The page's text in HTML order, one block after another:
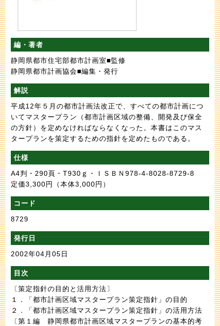
編・著者
静岡県都市住宅部都市計画室■監修
静岡県都市計画協会■編集・発行
解説
平成12年５月の都市計画法改正で、すべての都市計画につ
いてマスタープラン（都市計画区域の整備、開発及び保全
の方針）を定めなければならなくなった。本書はこのマス
タープランを策定するための指針を定めたものである。
仕様
A4判・290頁・T930ｇ・ＩＳＢＮ978-4-8028-8729-8
定価3,300円
（本体3,000円）
コード
8729
発行日
2002年04月05日
目次
〔策定指針の目的と活用方法〕
１．「都市計画区域マスタープラン策定指針」の目的
２．「都市計画区域マスタープラン策定指針」の活用方法
〔第１編 静岡県都市計画区域マスタープランの基本的考